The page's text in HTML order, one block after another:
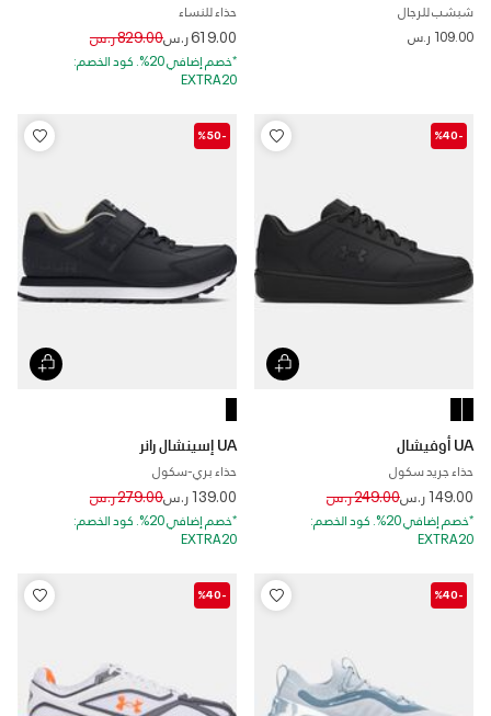
شبشب للرجال
109.00 ر.س
حذاء للنساء
619.00 ر.س Price reduced from
829.00 ر.س to
*خصم إضافي 20%. كود الخصم:
EXTRA20
-%40
UA أوفيشال
حذاء جريد سكول
149.00 ر.س Price reduced from
249.00 ر.س to
*خصم إضافي 20%. كود الخصم:
EXTRA20
-%50
UA إسينشال رانر
حذاء بري-سكول
139.00 ر.س Price reduced from
279.00 ر.س to
*خصم إضافي 20%. كود الخصم:
EXTRA20
-%40
-%40